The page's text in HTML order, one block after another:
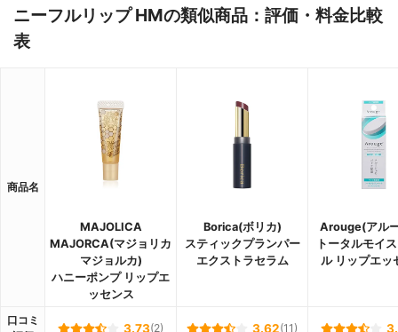
ニーフルリップ HMの類似商品：評価・料金比較
表
商品名
MAJOLICA
MAJORCA(マジョリカ
マジョルカ)
ハニーポンプ リップエ
ッセンス
Borica(ボリカ)
スティックプランパー
エクストラセラム
Arouge(アル
トータルモイ
ル リップエッ
口コミ
3.73(2) 3.62(11)